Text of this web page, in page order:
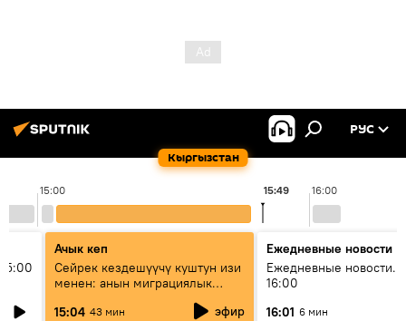
Кыргызстан
РУС
15:00 16:00
15:49
Ачык кеп
Сейрек кездешүүчү куштун изи
менен: анын миграциялык
жолу эмнеден кабар берет?
15:04 43 мин эфир
Ежедневные новости
Ежедневные новости.
16:00
16:01 6 мин